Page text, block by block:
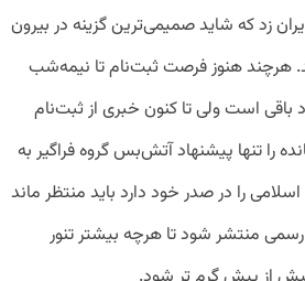
زد که شاید صمیمی‌ترین گزینه در بیرون
هرچند هنوز فرصت ثبت‌نام تا نیمه‌شب
است ولی تا کنون خبری از ثبت‌نام
را تنها پیشنهاد آتش‌بس گروه فراگیر به
را در صدر خود دارد باید منتظر ماند
منتشر شود تا هرچه بیشتر تنور